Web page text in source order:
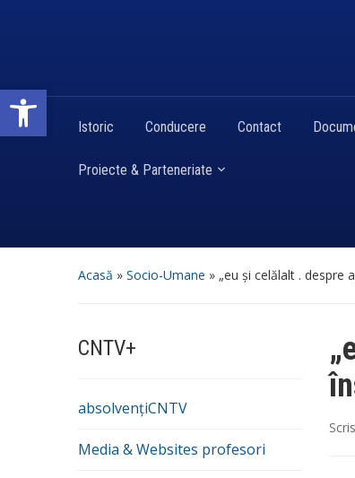
Deschide bara de unelte
Istoric Conducere Contact
Proiecte & Parteneriate
Acasă » Socio-Umane » „eu și celălalt . despre
CNTV+
absolvențiCNTV
Media & Websites profesori